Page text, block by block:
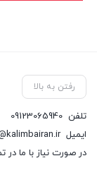
رفتن به بالا
تلفن 09123065940
ایمیل
در صورت نیاز با ما در